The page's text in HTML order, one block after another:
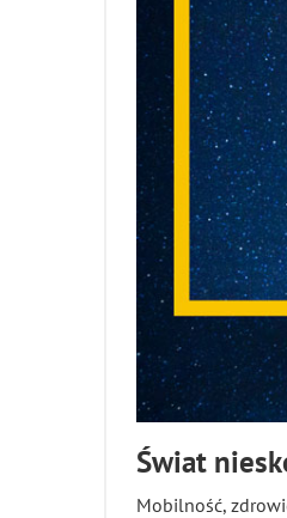
Świat
Mobilność,